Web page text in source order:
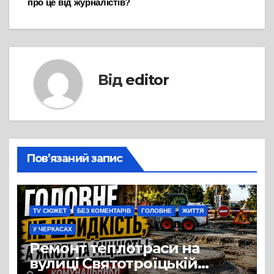
про це від журналістів?
Від editor
Пов’язаний запис
TV СЮЖЕТ БЕЗ КОМЕНТАРІВ ГОЛОВНЕ ЖИТТЯ
У ЧЕРКАСАХ
Ремонт теплотраси на
вулиці Святотроїцькій